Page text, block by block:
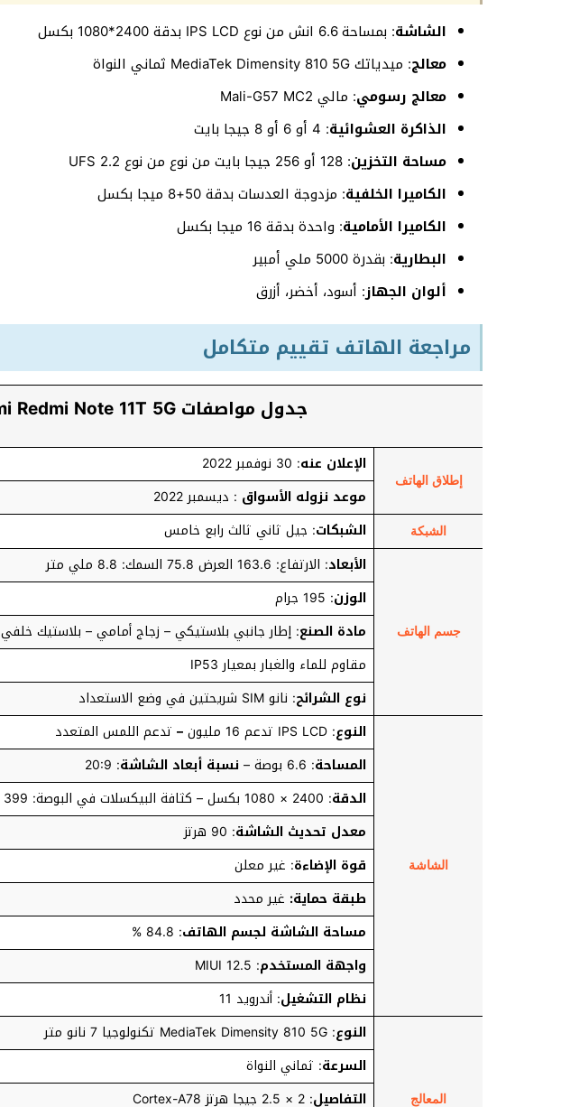
الشاشة: بمساحة 6.6 انش من نوع IPS LCD بدقة 2400*1080 بكسل
معالج: ميدياتك MediaTek Dimensity 810 5G ثماني النواة
معالج رسومي: مالي Mali-G57 MC2
الذاكرة العشوائية: 4 أو 6 أو 8 جيجا بايت
مساحة التخزين: 128 أو 256 جيجا بايت من نوع من نوع UFS 2.2
الكاميرا الخلفية: مزدوجة العدسات بدقة 50+8 ميجا بكسل
الكاميرا الأمامية: واحدة بدقة 16 ميجا بكسل
البطارية: بقدرة 5000 ملي أمبير
ألوان الجهاز: أسود، أخضر، أزرق
مراجعة الهاتف تقييم متكامل
جدول مواصفات Xiaomi Redmi Note 11T 5G
إطلاق الهاتف
الإعلان عنه: 30 نوفمبر 2022
موعد نزوله الأسواق : ديسمبر 2022
الشبكة الشبكات: جيل ثاني ثالث رابع خامس
جسم الهاتف
الأبعاد: الارتفاع: 163.6 العرض 75.8 السمك: 8.8 ملي متر
الوزن: 195 جرام
مادة الصنع: إطار جانبي بلاستيكي – زجاج أمامي – بلاستيك خلفي
مقاوم للماء والغبار بمعيار IP53
نوع الشرائح: نانو SIM شريحتين في وضع الاستعداد
الشاشة
النوع: IPS LCD تدعم 16 مليون – تدعم اللمس المتعدد
المساحة: 6.6 بوصة – نسبة أبعاد الشاشة: 20:9
الدقة: 2400 × 1080 بكسل – كثافة البيكسلات في البوصة: 399
معدل تحديث الشاشة: 90 هرتز
قوة الإضاءة: غير معلن
طبقة حماية: غير محدد
مساحة الشاشة لجسم الهاتف: 84.8 %
واجهة المستخدم: MIUI 12.5
نظام التشغيل: أندرويد 11
المعالج
النوع: MediaTek Dimensity 810 5G تكنولوجيا 7 نانو متر
السرعة: ثماني النواة
التفاصيل: 2 × 2.5 جيجا هرتز Cortex-A78